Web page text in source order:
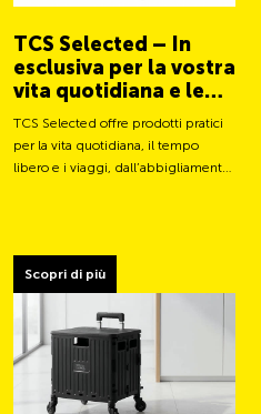
TCS Selected – In
esclusiva per la vostra
vita quotidiana e le
vostre avventure
TCS Selected offre prodotti pratici
per la vita quotidiana, il tempo
libero e i viaggi, dall’abbigliamento
Scopri di più